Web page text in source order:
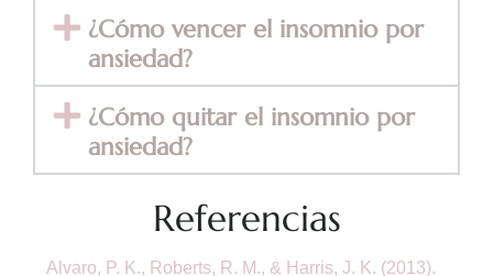
¿Cómo vencer el insomnio por
ansiedad?
¿Cómo quitar el insomnio por
ansiedad?
Referencias
Alvaro, P. K., Roberts, R. M., & Harris, J. K. (2013).